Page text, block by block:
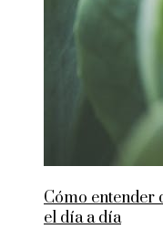
Cómo entender
el día a día